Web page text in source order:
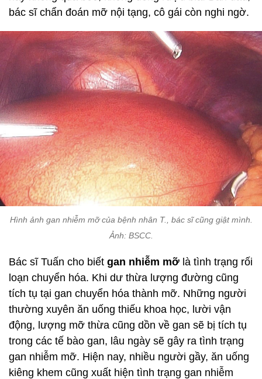
bác sĩ chẩn đoán mỡ nội tạng, cô gái còn nghi ngờ.
Hình ảnh gan nhiễm mỡ của bệnh nhân T., bác sĩ cũng giật mình.
Ảnh: BSCC.
Bác sĩ Tuấn cho biết gan nhiễm mỡ là tình trạng rối
loạn chuyển hóa. Khi dư thừa lượng đường cũng
tích tụ tại gan chuyển hóa thành mỡ. Những người
thường xuyên ăn uống thiếu khoa học, lười vận
động, lượng mỡ thừa cũng dồn về gan sẽ bị tích tụ
trong các tế bào gan, lâu ngày sẽ gây ra tình trạng
gan nhiễm mỡ. Hiện nay, nhiều người gầy, ăn uống
kiêng khem cũng xuất hiện tình trạng gan nhiễm